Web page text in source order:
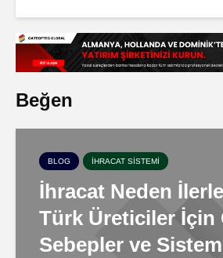
Beğen
BLOG İHRACAT SISTEMI
İhracat Neden
Türk Üreticiler İçin
Sebepler ve